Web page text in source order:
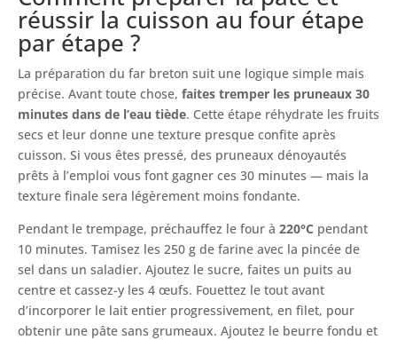
réussir la cuisson au four étape
par étape ?
La préparation du far breton suit une logique simple mais
précise. Avant toute chose, faites tremper les pruneaux 30
minutes dans de l’eau tiède. Cette étape réhydrate les fruits
secs et leur donne une texture presque confite après
cuisson. Si vous êtes pressé, des pruneaux dénoyautés
prêts à l’emploi vous font gagner ces 30 minutes — mais la
texture finale sera légèrement moins fondante.
Pendant le trempage, préchauffez le four à 220°C pendant
10 minutes. Tamisez les 250 g de farine avec la pincée de
sel dans un saladier. Ajoutez le sucre, faites un puits au
centre et cassez-y les 4 œufs. Fouettez le tout avant
d’incorporer le lait entier progressivement, en filet, pour
obtenir une pâte sans grumeaux. Ajoutez le beurre fondu et